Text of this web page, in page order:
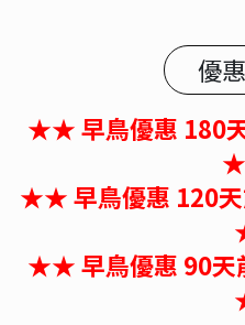
優
★★ 早鳥優惠 180
★★ 早鳥優惠 120
★★ 早鳥優惠 90天